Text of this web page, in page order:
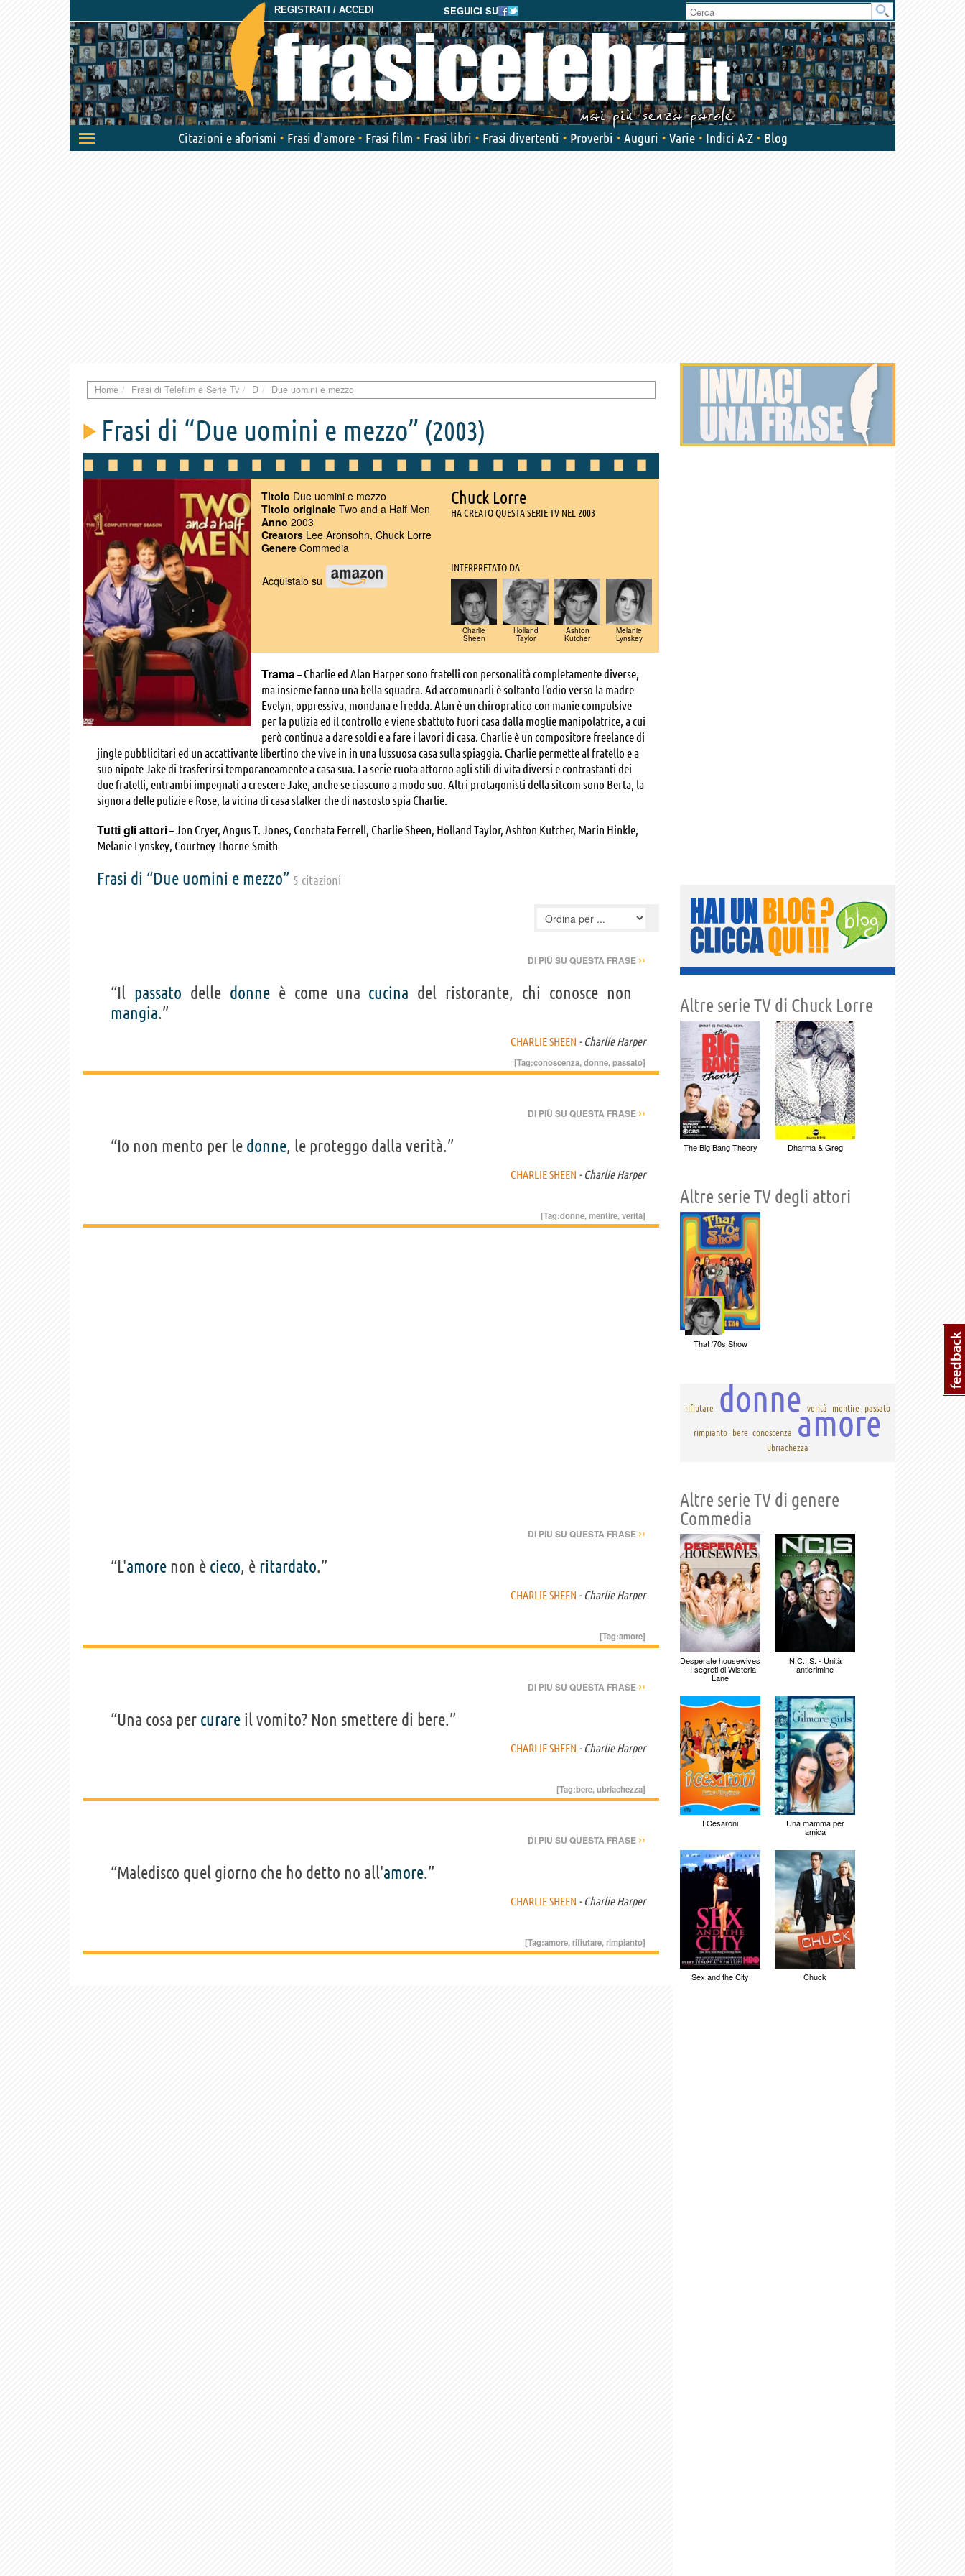
SEGUICI SU
REGISTRATI / ACCEDI
Attiva/disattiva
navigazione
User
area
Citazioni e aforismi Frasi d'amore Frasi film Frasi libri Frasi divertenti Proverbi Auguri Varie Indici A-Z Blog
Home Frasi di Telefilm e Serie Tv D Due uomini e mezzo
Frasi di “Due uomini e mezzo” (2003)
Chuck Lorre
HA CREATO QUESTA SERIE TV NEL 2003
Titolo Due uomini e mezzo
Titolo originale Two and a Half Men
Anno 2003
Creators Lee Aronsohn, Chuck Lorre
Genere Commedia
INTERPRETATO DA
Charlie
Sheen
Holland
Taylor
Ashton
Kutcher
Melanie
Lynskey
Acquistalo su
Trama– Charlie ed Alan Harper sono fratelli con personalità completamente diverse,
ma insieme fanno una bella squadra. Ad accomunarli è soltanto l'odio verso la madre
Evelyn, oppressiva, mondana e fredda. Alan è un chiropratico con manie compulsive
per la pulizia ed il controllo e viene sbattuto fuori casa dalla moglie manipolatrice, a cui
però continua a dare soldi e a fare i lavori di casa. Charlie è un compositore freelance di
jingle pubblicitari ed un accattivante libertino che vive in in una lussuosa casa sulla spiaggia. Charlie permette al fratello e a
suo nipote Jake di trasferirsi temporaneamente a casa sua. La serie ruota attorno agli stili di vita diversi e contrastanti dei
due fratelli, entrambi impegnati a crescere Jake, anche se ciascuno a modo suo. Altri protagonisti della sitcom sono Berta, la
signora delle pulizie e Rose, la vicina di casa stalker che di nascosto spia Charlie.
Tutti gli attori– Jon Cryer, Angus T. Jones, Conchata Ferrell, Charlie Sheen, Holland Taylor, Ashton Kutcher, Marin Hinkle,
Melanie Lynskey, Courtney Thorne-Smith
Frasi di “Due uomini e mezzo” 5 citazioni
DI PIÙ SU QUESTA FRASE ››
“Il passato delle donneè come una cucina del ristorante, chi conosce non
mangia.”
CHARLIE SHEEN - Charlie Harper
[Tag:conoscenza,donne,passato]
DI PIÙ SU QUESTA FRASE ››
“Io non mento per le donne, le proteggo dalla verità.”
CHARLIE SHEEN - Charlie Harper
[Tag:donne,mentire,verità]
DI PIÙ SU QUESTA FRASE ››
“L'amore non è cieco, è ritardato.”
CHARLIE SHEEN - Charlie Harper
[Tag:amore]
DI PIÙ SU QUESTA FRASE ››
“Una cosa per curare il vomito? Non smettere di bere.”
CHARLIE SHEEN - Charlie Harper
[Tag:bere,ubriachezza]
DI PIÙ SU QUESTA FRASE ››
“Maledisco quel giorno che ho detto no all'amore.”
CHARLIE SHEEN - Charlie Harper
[Tag:amore,rifiutare,rimpianto]
Altre serie TV di Chuck Lorre
The Big Bang Theory Dharma & Greg
Altre serie TV degli attori
That '70s Show
rifiutare donne verità mentire passato
rimpianto bere conoscenza amore
ubriachezza
Altre serie TV di genere
Commedia
Desperate housewives
- I segreti di Wisteria
Lane
N.C.I.S. - Unità
anticrimine
I Cesaroni Una mamma per
amica
Sex and the City Chuck